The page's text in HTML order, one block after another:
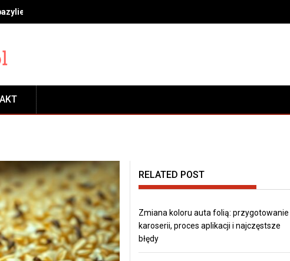
miętę i rozmaryn, by długo cieszyć się świeżością
RELATED POST
Zmiana koloru auta folią: przygotowanie
karoserii, proces aplikacji i najczęstsze
błędy